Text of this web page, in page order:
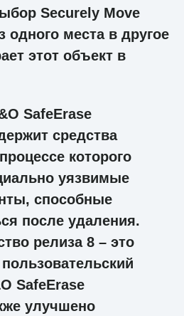
Securely Move
одного места в другое
этот объект в
SafeErase
средства
которого
уязвимые
способные
после удаления.
релиза 8 – это
SafeErase
улучшено